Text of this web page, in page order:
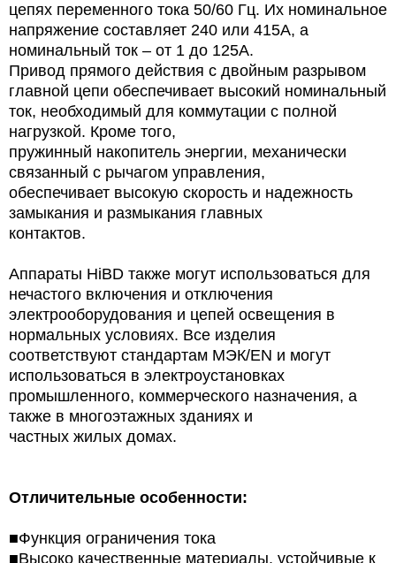
цепях переменного тока 50/60 Гц. Их номинальное
напряжение составляет 240 или 415А, а
номинальный ток – от 1 до 125А.
Привод прямого действия с двойным разрывом
главной цепи обеспечивает высокий номинальный
ток, необходимый для коммутации с полной
нагрузкой. Кроме того,
пружинный накопитель энергии, механически
связанный с рычагом управления,
обеспечивает высокую скорость и надежность
замыкания и размыкания главных
контактов.
Аппараты HiBD также могут использоваться для
нечастого включения и отключения
электрооборудования и цепей освещения в
нормальных условиях. Все изделия
соответствуют стандартам МЭК/EN и могут
использоваться в электроустановках
промышленного, коммерческого назначения, а
также в многоэтажных зданиях и
частных жилых домах.
Отличительные особенности:
■Функция ограничения тока
■Высоко качественные материалы, устойчивые к